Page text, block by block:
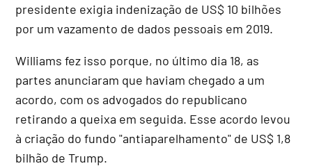
presidente exigia indenização de US$ 10 bilhões
por um vazamento de dados pessoais em 2019.
Williams fez isso porque, no último dia 18, as
partes anunciaram que haviam chegado a um
acordo, com os advogados do republicano
retirando a queixa em seguida. Esse acordo levou
à criação do fundo "antiaparelhamento" de US$ 1,8
bilhão de Trump.